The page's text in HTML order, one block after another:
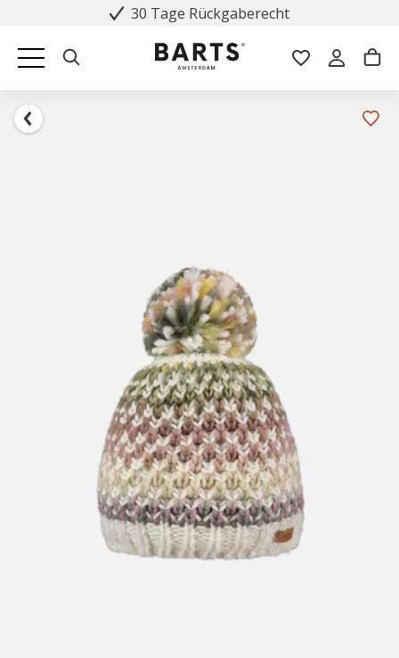
30 Tage Rückgaberecht